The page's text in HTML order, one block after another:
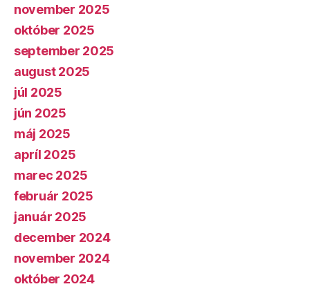
november 2025
október 2025
september 2025
august 2025
júl 2025
jún 2025
máj 2025
apríl 2025
marec 2025
február 2025
január 2025
december 2024
november 2024
október 2024